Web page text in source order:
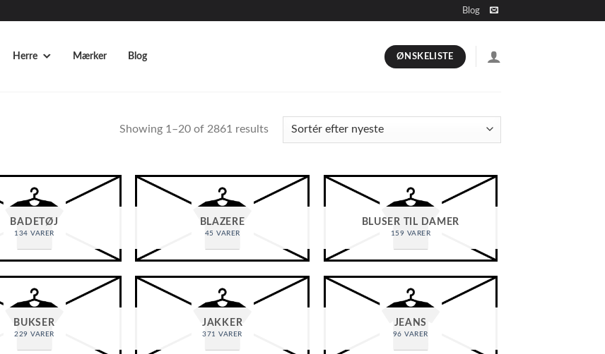
Blog
Herre Mærker Blog ØNSKELISTE
Showing 1–20 of 2861 results
BADETØJ
134 VARER
BLAZERE
45 VARER
BLUSER TIL DAMER
159 VARER
BUKSER
229 VARER
JAKKER
371 VARER
JEANS
96 VARER